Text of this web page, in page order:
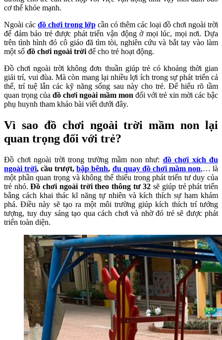
cơ thể khỏe mạnh.
Ngoài các đồ chơi trong lớp cần có thêm các loại đồ chơi ngoài trời
để đảm bảo trẻ được phát triển vận động ở mọi lúc, mọi nơi. Dựa
trên tình hình đó cô giáo đã tìm tòi, nghiên cứu và bắt tay vào làm
một số đồ chơi ngoài trời để cho trẻ hoạt động.
Đồ chơi ngoài trời không đơn thuần giúp trẻ có khoảng thời gian
giải trí, vui đùa. Mà còn mang lại nhiều lợi ích trong sự phát triển cả
thể, trí tuệ lẫn các kỹ năng sống sau này cho trẻ. Để hiểu rõ tầm
quan trọng của đồ chơi ngoài mầm mon đối với trẻ xin mời các bậc
phụ huynh tham khảo bài viết dưới đây.
Vì sao đồ chơi ngoài trời mầm non lại
quan trọng đối với trẻ?
Đồ chơi ngoài trời trong trường mầm non như: đồ chơi xích đu
ngoài trời, cầu trượt,bập bênh, đu quay đồ chơi mầm non,… là
một phần quan trọng và không thể thiếu trong phát triển tư duy của
trẻ nhỏ.Đồ chơi ngoài trời theo thông tư 32 sẽ giúp trẻ phát triển
bằng cách khai thác kĩ năng tự nhiên và kích thích sự ham khám
phá. Điều này sẽ tạo ra một môi trường giúp kích thích trí tưởng
tượng, tuy duy sáng tạo qua cách chơi và nhờ đó trẻ sẽ được phát
triển toàn diện.